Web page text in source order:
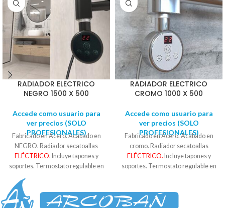
RADIADOR ELECTRICO
NEGRO 1500 X 500
Accede como usuario para
ver precios (SOLO
PROFESIONALES)
Fabricado en Acero. Acabado en
NEGRO. Radiador secatoallas
ELÉCTRICO. Incluye tapones y
soportes. Termostato regulable en
600W Consulte con un instalador
profesional para su instalación.
Medidas: 45 cm de centro a centro
RADIADOR ELECTRICO
CROMO 1000 X 500
Accede como usuario para
ver precios (SOLO
PROFESIONALES)
Fabricado en Acero. Acabado en
cromo. Radiador secatoallas
ELÉCTRICO. Incluye tapones y
soportes. Termostato regulable en
profesional para su instalación.
Medidas: 45 cm de centro a centro